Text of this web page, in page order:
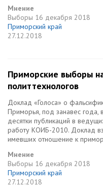
Мнение
Выборы 16 декабря 2018
Приморский край
27.12.2018
Приморские выборы
политтехнологов
Доклад «Голоса» о
Приморья, под занавес
десятки публикаций в
работу КОИБ-2010. Доклад
имевших отношение к
Мнение
Выборы 16 декабря 2018
Приморский край
27.12.2018